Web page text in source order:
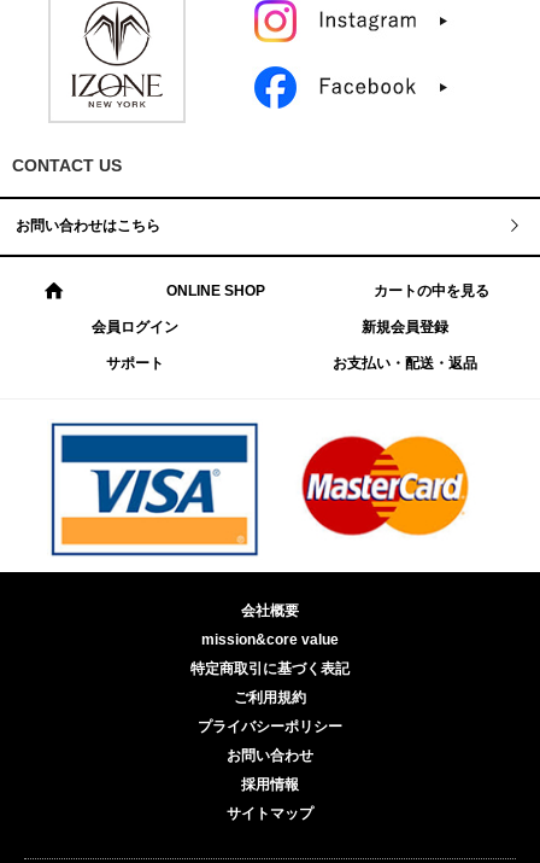
CONTACT US
お問い合わせはこちら
ONLINE SHOP カートの中を見る
会員ログイン 新規会員登録
サポート お支払い・配送・返品
会社概要
mission&core value
特定商取引に基づく表記
ご利用規約
プライバシーポリシー
お問い合わせ
採用情報
サイトマップ